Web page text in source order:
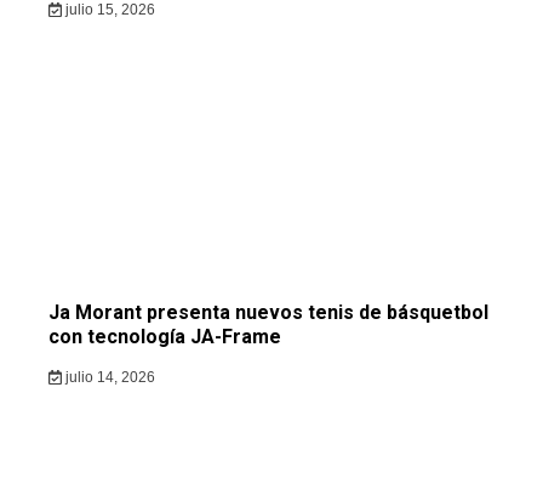
julio 15, 2026
Ja Morant presenta nuevos tenis de básquetbol
con tecnología JA-Frame
julio 14, 2026